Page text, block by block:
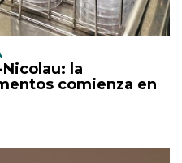
la
comienza en